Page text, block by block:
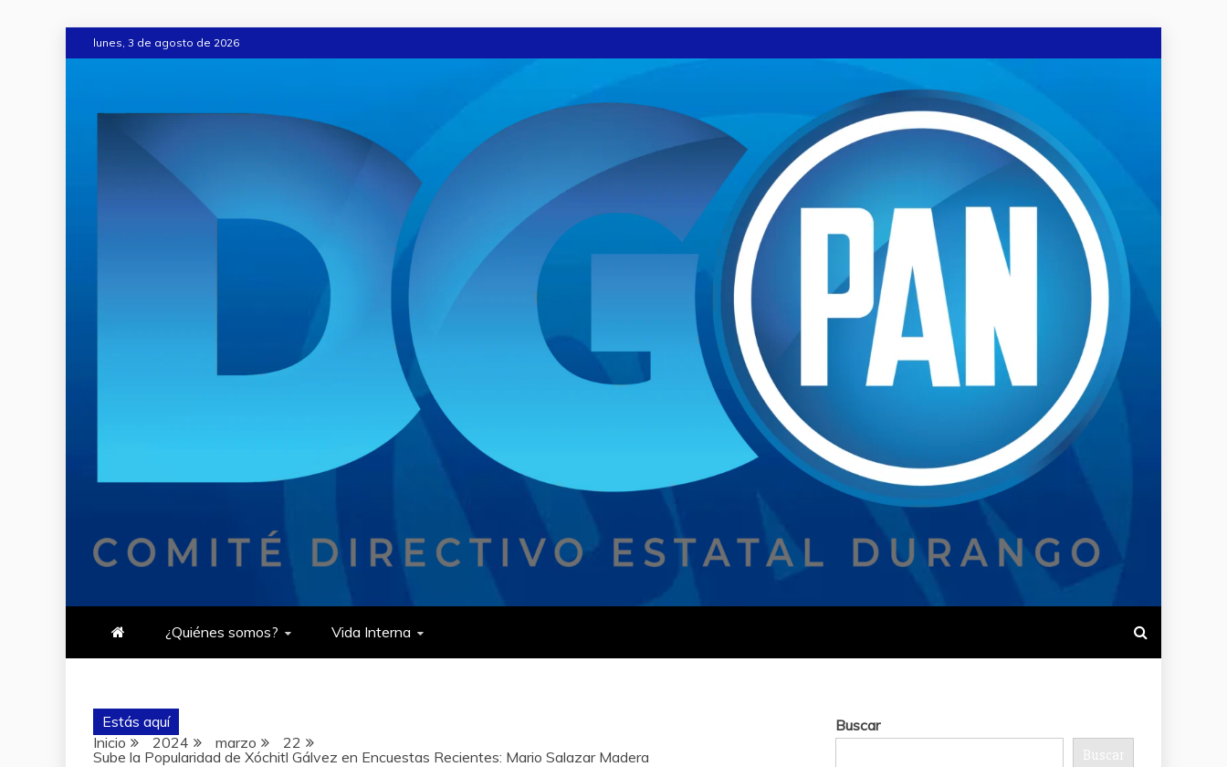
lunes, 3 de agosto de 2026
¿Quiénes somos? Vida Interna
Estás aquí
Inicio
2024 marzo
22
Sube la Popularidad de Xóchitl Gálvez en Encuestas Recientes: Mario Salazar Madera
Buscar
Buscar